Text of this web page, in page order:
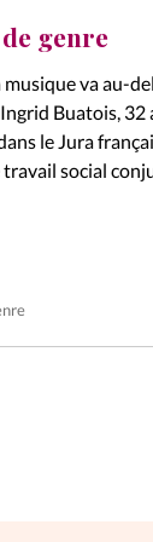
genre
va au-
Buatois, 32
le Jura
social